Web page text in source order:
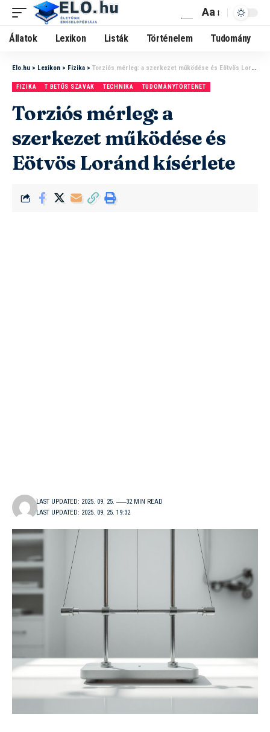
Aa
Állatok Lexikon Listák Történelem Tudomány
Elo.hu > Lexikon > Fizika > Torziós mérleg: a szerkezet működése és Eötvös Loránd kísérlete
FIZIKA T BETŰS SZAVAK TECHNIKA TUDOMÁNYTÖRTÉNET
Torziós mérleg: a
szerkezet működése és
Eötvös Loránd kísérlete
LAST UPDATED: 2025. 09. 25. 19:32
LAST UPDATED: 2025. 09. 25. 32 MIN READ